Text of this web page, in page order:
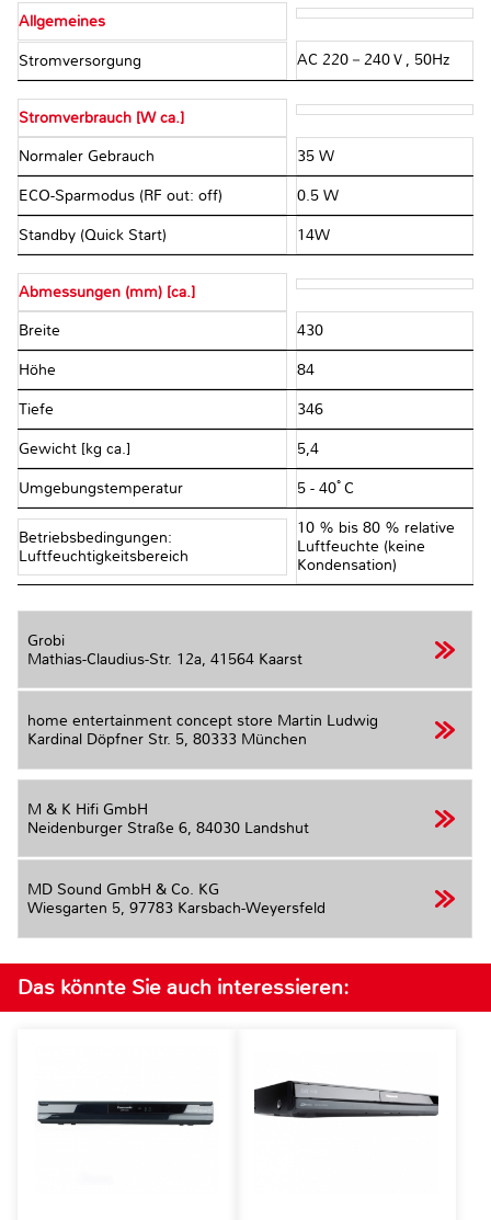
Allgemeines
Stromversorgung AC 220－240Ｖ, 50Hz
Stromverbrauch [W ca.]
Normaler Gebrauch 35 W
ECO-Sparmodus (RF out: off) 0.5 W
Standby (Quick Start) 14W
Abmessungen (mm) [ca.]
Breite 430
Höhe 84
Tiefe 346
Gewicht [kg ca.] 5,4
Umgebungstemperatur 5 - 40ﾟC
Betriebsbedingungen:
Luftfeuchtigkeitsbereich
10 % bis 80 % relative
Luftfeuchte (keine
Kondensation)
Grobi
Mathias-Claudius-Str. 12a, 41564 Kaarst
home entertainment concept store Martin Ludwig
Kardinal Döpfner Str. 5, 80333 München
M & K Hifi GmbH
Neidenburger Straße 6, 84030 Landshut
MD Sound GmbH & Co. KG
Wiesgarten 5, 97783 Karsbach-Weyersfeld
Das könnte Sie auch interessieren: